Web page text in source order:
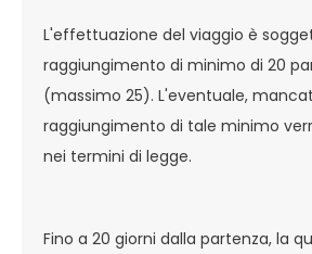
L'effettuazione del viaggio è
raggiungimento di minimo di 20
(massimo 25). L'eventuale,
raggiungimento di tale minimo
nei termini di legge.
Fino a 20 giorni dalla partenza, la